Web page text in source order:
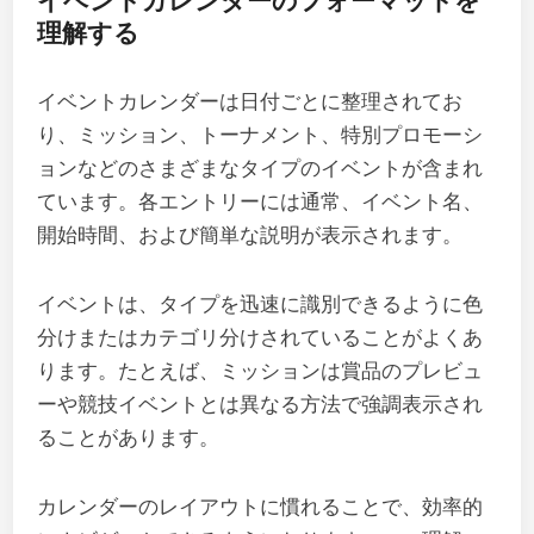
理解する
イベントカレンダーは日付ごとに整理されてお
り、ミッション、トーナメント、特別プロモーシ
ョンなどのさまざまなタイプのイベントが含まれ
ています。各エントリーには通常、イベント名、
開始時間、および簡単な説明が表示されます。
イベントは、タイプを迅速に識別できるように色
分けまたはカテゴリ分けされていることがよくあ
ります。たとえば、ミッションは賞品のプレビュ
ーや競技イベントとは異なる方法で強調表示され
ることがあります。
カレンダーのレイアウトに慣れることで、効率的